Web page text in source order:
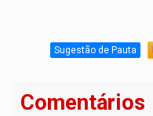
Sugestão de Pauta
Comentários